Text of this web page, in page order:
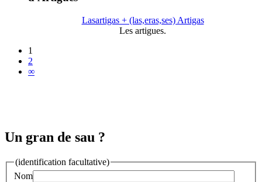
Lasartigas + (las,eras,ses) Artigas
Les artigues.
1
2
∞
Un gran de sau ?
(identification facultative)
Nom